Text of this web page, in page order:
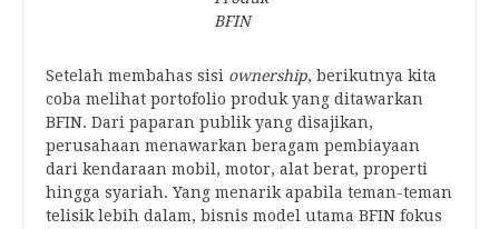
BFIN
Setelah membahas sisi ownership, berikutnya kita
coba melihat portofolio produk yang ditawarkan
BFIN. Dari paparan publik yang disajikan,
perusahaan menawarkan beragam pembiayaan
dari kendaraan mobil, motor, alat berat, properti
hingga syariah. Yang menarik apabila teman-teman
telisik lebih dalam, bisnis model utama BFIN fokus